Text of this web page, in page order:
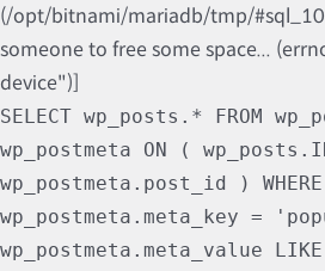
(/opt/bitnami/mariadb/tmp/
someone to free some space...
device")]
SELECT wp_posts.* FROM
wp_postmeta ON (
wp_postmeta.post_id )
wp_postmeta.meta_key =
wp_postmeta.meta_value